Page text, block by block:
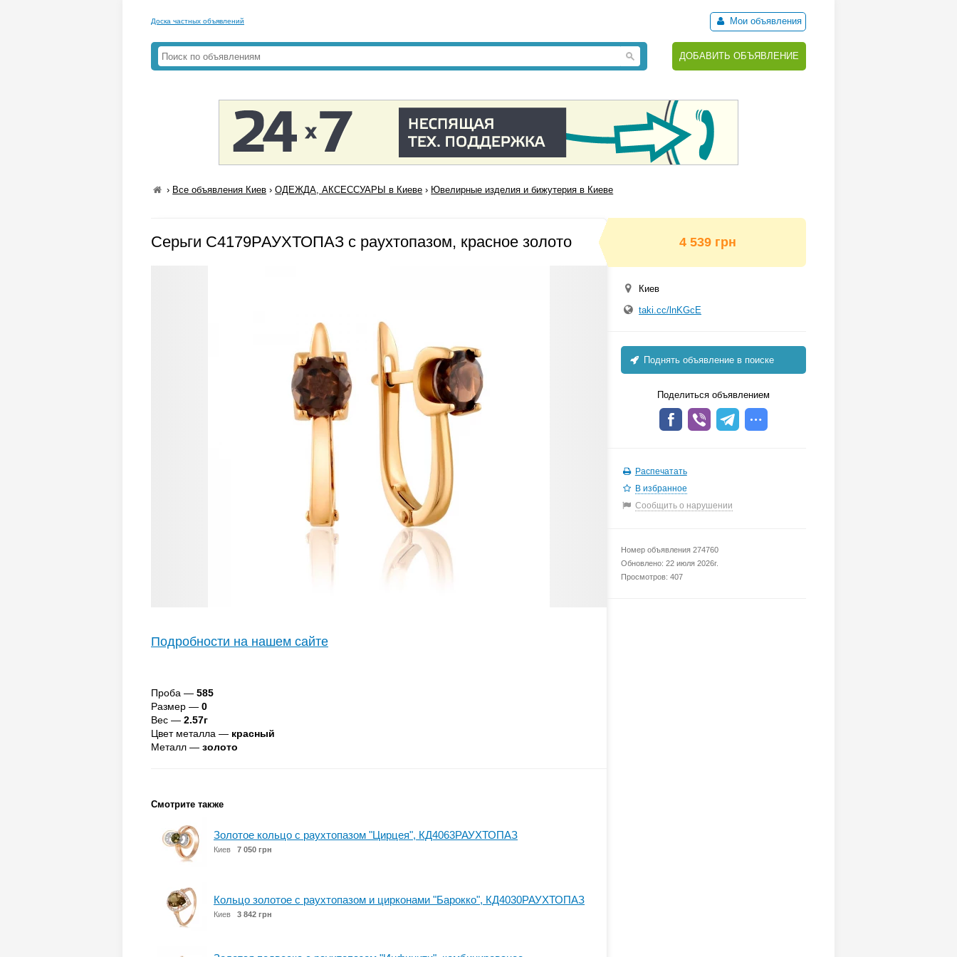
Доска частных объявлений Мои объявления
ДОБАВИТЬ ОБЪЯВЛЕНИЕ
› Все объявления Киев ›ОДЕЖДА, АКСЕССУАРЫ в Киеве › Ювелирные изделия и бижутерия в Киеве
Серьги С4179РАУХТОПАЗ с раухтопазом, красное золото
Подробности на нашем сайте
Проба — 585
Размер — 0
Вес — 2.57г
Цвет металла — красный
Металл — золото
Смотрите также
Золотое кольцо с раухтопазом "Цирцея", КД4063РАУХТОПАЗ
Киев 7 050 грн
Кольцо золотое с раухтопазом и цирконами "Барокко", КД4030РАУХТОПАЗ
Киев 3 842 грн
4 539 грн
Киев
taki.cc/lnKGcE
Поднять объявление в поиске
Поделиться объявлением
Распечатать
В избранное
Сообщить о нарушении
Номер объявления 274760
Обновлено: 22 июля 2026г.
Просмотров: 407